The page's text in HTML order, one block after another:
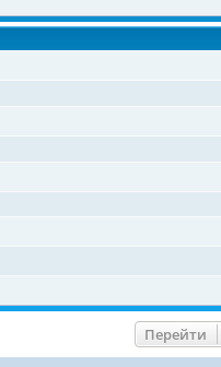
Перейти